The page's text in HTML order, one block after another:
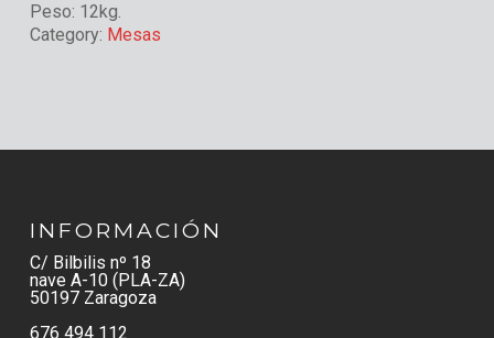
Peso: 12kg.
Category: Mesas
INFORMACIÓN
C/ Bilbilis nº 18
nave A-10 (PLA-ZA)
50197 Zaragoza
676 494 112